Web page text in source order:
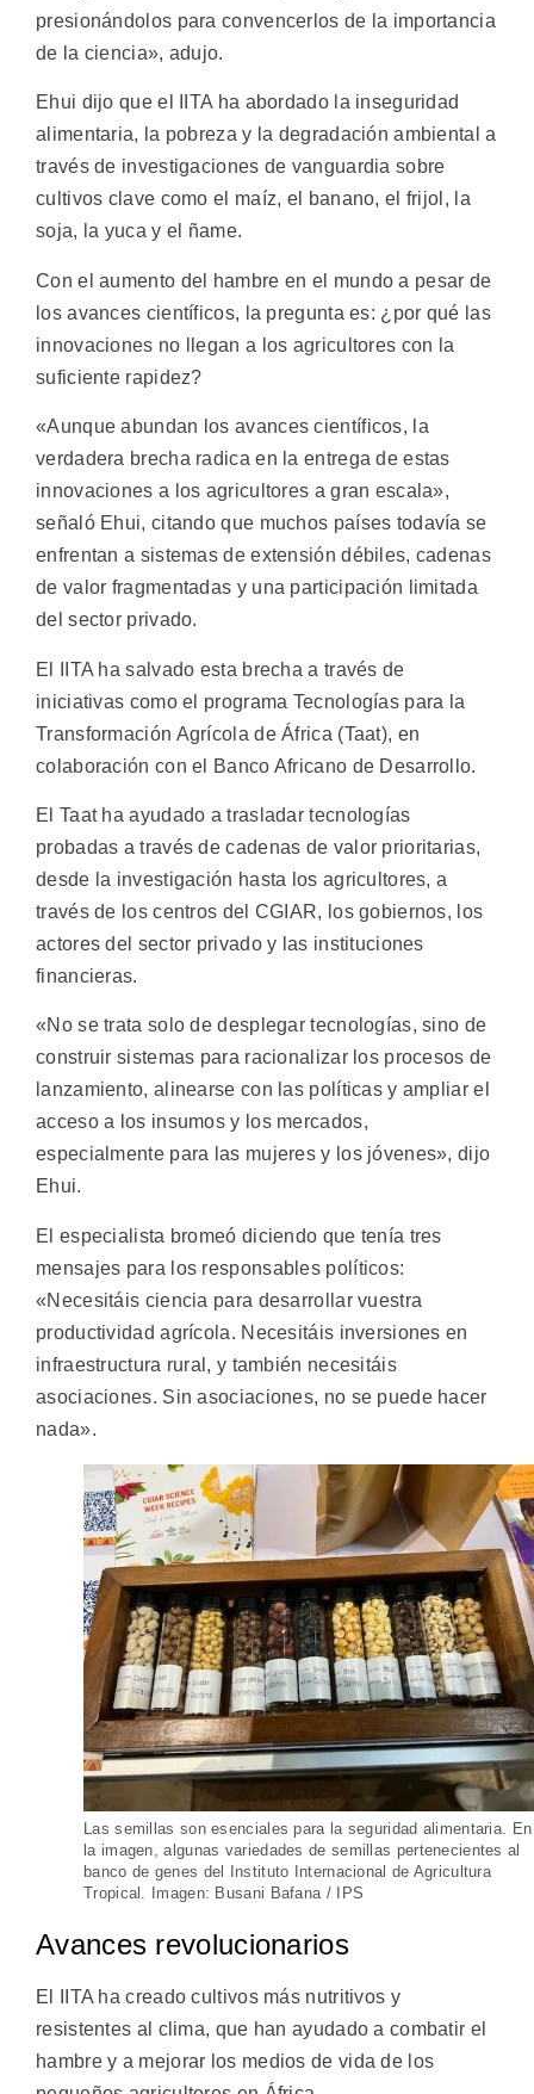
presionándolos para convencerlos de la importancia
de la ciencia», adujo.
Ehui dijo que el IITA ha abordado la inseguridad
alimentaria, la pobreza y la degradación ambiental a
través de investigaciones de vanguardia sobre
cultivos clave como el maíz, el banano, el frijol, la
soja, la yuca y el ñame.
Con el aumento del hambre en el mundo a pesar de
los avances científicos, la pregunta es: ¿por qué las
innovaciones no llegan a los agricultores con la
suficiente rapidez?
«Aunque abundan los avances científicos, la
verdadera brecha radica en la entrega de estas
innovaciones a los agricultores a gran escala»,
señaló Ehui, citando que muchos países todavía se
enfrentan a sistemas de extensión débiles, cadenas
de valor fragmentadas y una participación limitada
del sector privado.
El IITA ha salvado esta brecha a través de
iniciativas como el programa Tecnologías para la
Transformación Agrícola de África (Taat), en
colaboración con el Banco Africano de Desarrollo.
El Taat ha ayudado a trasladar tecnologías
probadas a través de cadenas de valor prioritarias,
desde la investigación hasta los agricultores, a
través de los centros del CGIAR, los gobiernos, los
actores del sector privado y las instituciones
financieras.
«No se trata solo de desplegar tecnologías, sino de
construir sistemas para racionalizar los procesos de
lanzamiento, alinearse con las políticas y ampliar el
acceso a los insumos y los mercados,
especialmente para las mujeres y los jóvenes», dijo
Ehui.
El especialista bromeó diciendo que tenía tres
mensajes para los responsables políticos:
«Necesitáis ciencia para desarrollar vuestra
productividad agrícola. Necesitáis inversiones en
infraestructura rural, y también necesitáis
asociaciones. Sin asociaciones, no se puede hacer
nada».
Las semillas son esenciales para la seguridad alimentaria. En
la imagen, algunas variedades de semillas pertenecientes al
banco de genes del Instituto Internacional de Agricultura
Tropical. Imagen: Busani Bafana / IPS
Avances revolucionarios
El IITA ha creado cultivos más nutritivos y
resistentes al clima, que han ayudado a combatir el
hambre y a mejorar los medios de vida de los